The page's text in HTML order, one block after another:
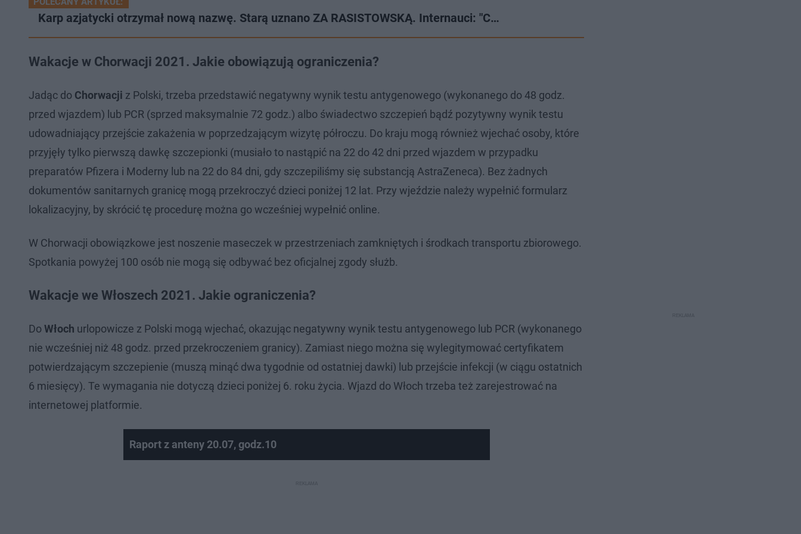
Karp azjatycki otrzymał nową nazwę. Starą uznano ZA RASISTOWSKĄ. Internauci: "C…
Wakacje w Chorwacji 2021. Jakie obowiązują ograniczenia?
Jadąc do Chorwacji z Polski, trzeba przedstawić negatywny wynik testu antygenowego (wykonanego do 48 godz.
przed wjazdem) lub PCR (sprzed maksymalnie 72 godz.) albo świadectwo szczepień bądź pozytywny wynik testu
udowadniający przejście zakażenia w poprzedzającym wizytę półroczu. Do kraju mogą również wjechać osoby, które
przyjęły tylko pierwszą dawkę szczepionki (musiało to nastąpić na 22 do 42 dni przed wjazdem w przypadku
preparatów Pfizera i Moderny lub na 22 do 84 dni, gdy szczepiliśmy się substancją AstraZeneca). Bez żadnych
dokumentów sanitarnych granicę mogą przekroczyć dzieci poniżej 12 lat. Przy wjeździe należy wypełnić formularz
lokalizacyjny, by skrócić tę procedurę można go wcześniej wypełnić online.
W Chorwacji obowiązkowe jest noszenie maseczek w przestrzeniach zamkniętych i środkach transportu zbiorowego.
Spotkania powyżej 100 osób nie mogą się odbywać bez oficjalnej zgody służb.
Wakacje we Włoszech 2021. Jakie ograniczenia?
Do Włoch urlopowicze z Polski mogą wjechać, okazując negatywny wynik testu antygenowego lub PCR (wykonanego
nie wcześniej niż 48 godz. przed przekroczeniem granicy). Zamiast niego można się wylegitymować certyfikatem
potwierdzającym szczepienie (muszą minąć dwa tygodnie od ostatniej dawki) lub przejście infekcji (w ciągu ostatnich
6 miesięcy). Te wymagania nie dotyczą dzieci poniżej 6. roku życia. Wjazd do Włoch trzeba też zarejestrować na
internetowej platformie.
Raport z anteny 20.07, godz.10